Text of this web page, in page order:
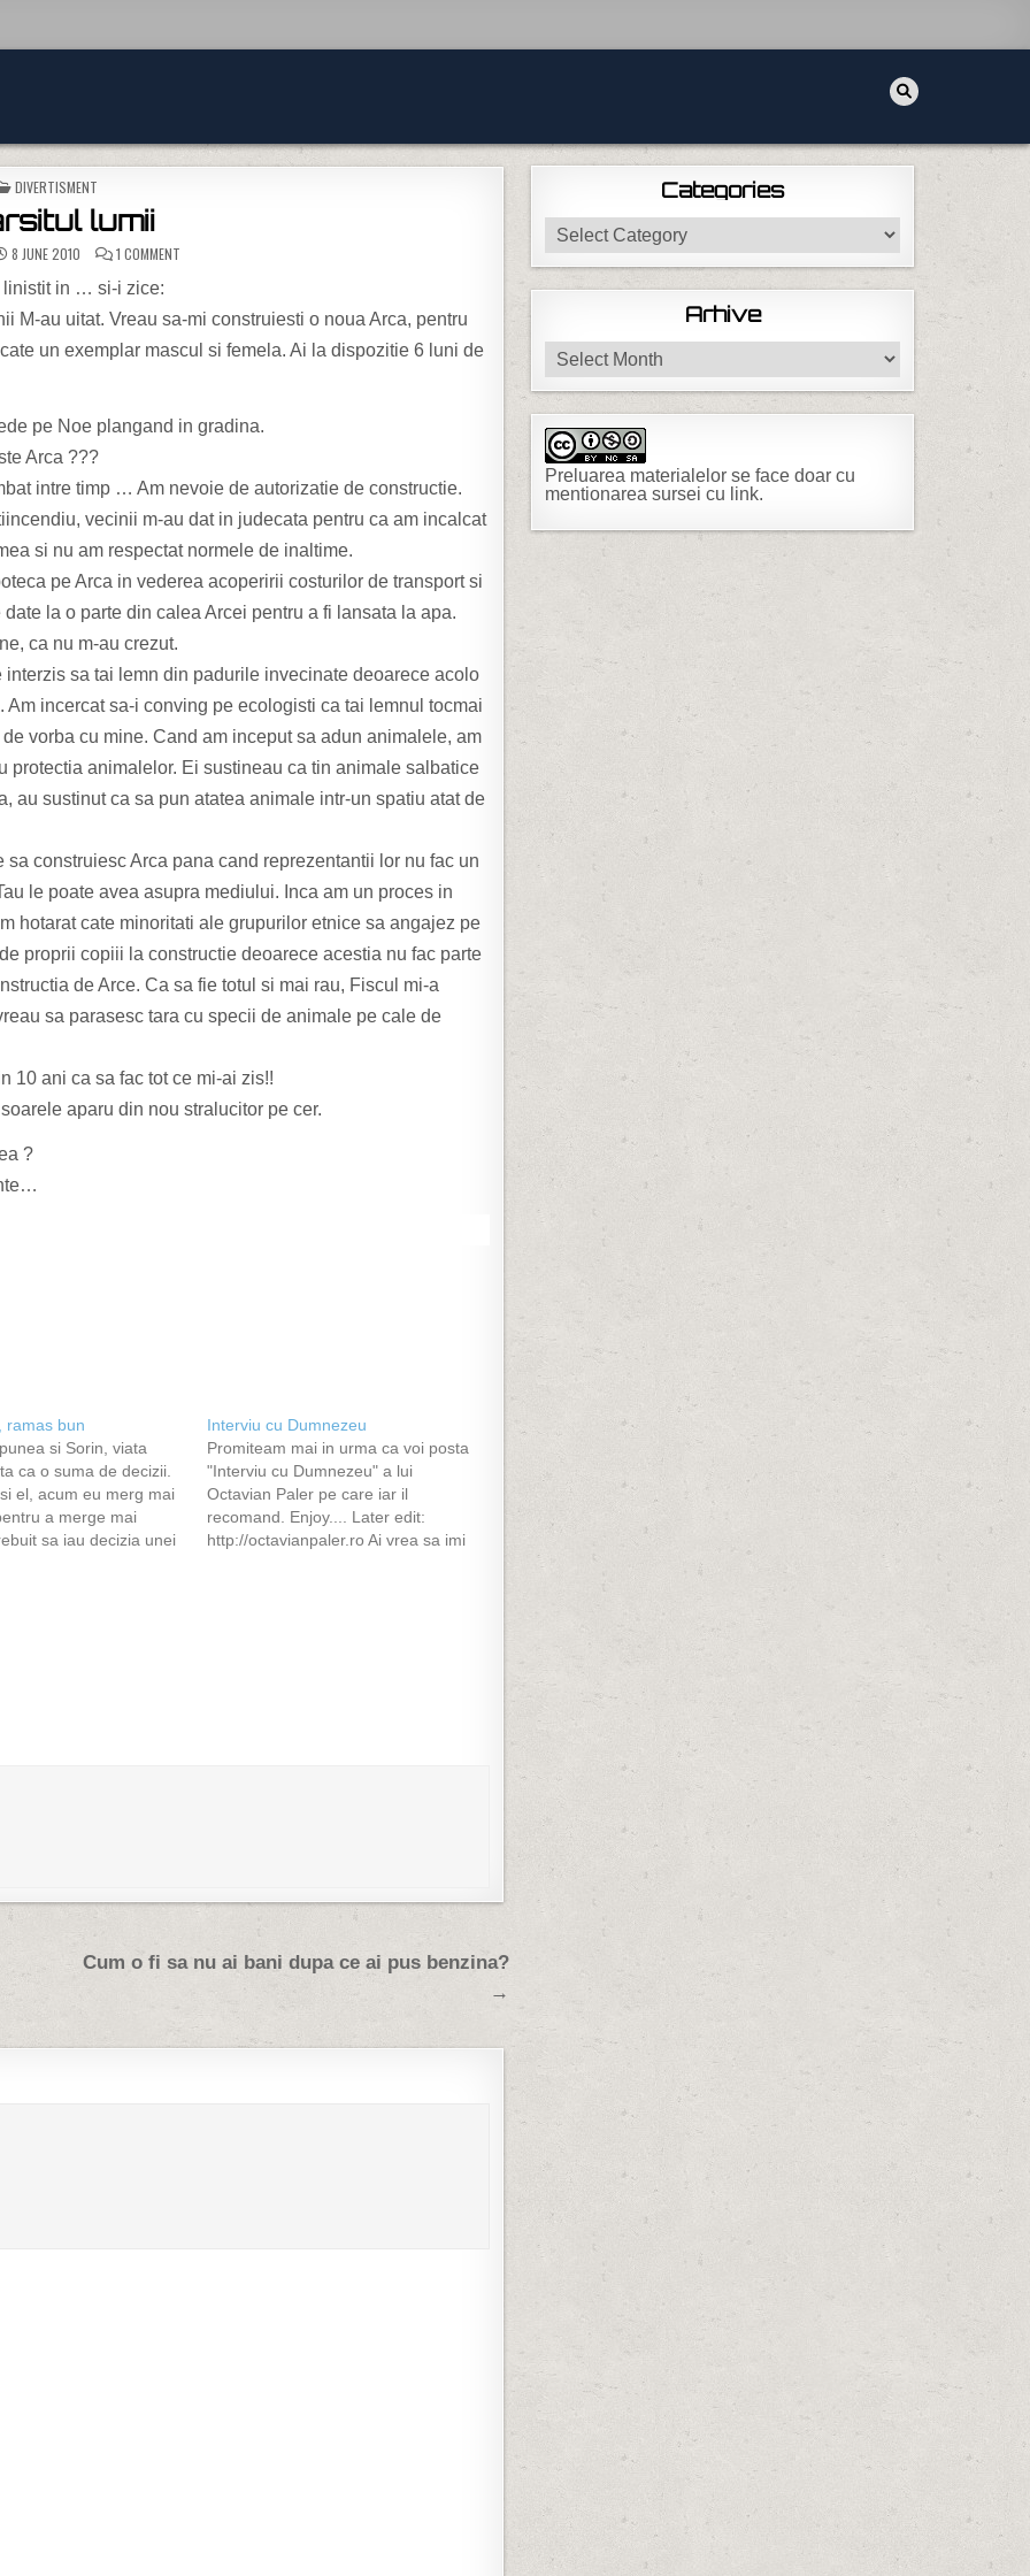
POSTED IN
DIVERTISMENT
lumii
8 JUNE 2010 1 COMMENTON SFARSITUL LUMII
linistit in … si-i zice:
M-au uitat. Vreau sa-mi construiesti o noua Arca, pentru
un exemplar mascul si femela. Ai la dispozitie 6 luni de
pe Noe plangand in gradina.
Arca ???
intre timp … Am nevoie de autorizatie de constructie.
vecinii m-au dat in judecata pentru ca am incalcat
si nu am respectat normele de inaltime.
pe Arca in vederea acoperirii costurilor de transport si
la o parte din calea Arcei pentru a fi lansata la apa.
ca nu m-au crezut.
sa tai lemn din padurile invecinate deoarece acolo
incercat sa-i conving pe ecologisti ca tai lemnul tocmai
vorba cu mine. Cand am inceput sa adun animalele, am
protectia animalelor. Ei sustineau ca tin animale salbatice
au sustinut ca sa pun atatea animale intr-un spatiu atat de
construiesc Arca pana cand reprezentantii lor nu fac un
le poate avea asupra mediului. Inca am un proces in
hotarat cate minoritati ale grupurilor etnice sa angajez pe
proprii copiii la constructie deoarece acestia nu fac parte
de Arce. Ca sa fie totul si mai rau, Fiscul mi-a
sa parasesc tara cu specii de animale pe cale de
10 ani ca sa fac tot ce mi-ai zis!!
aparu din nou stralucitor pe cer.
?
ramas bun
si Sorin, viata
ca o suma de decizii.
el, acum eu merg mai
a merge mai
sa iau decizia unei
Interviu cu Dumnezeu
Promiteam mai in urma ca voi posta
"Interviu cu Dumnezeu" a lui
Octavian Paler pe care iar il
recomand. Enjoy.... Later edit:
http://octavianpaler.ro Ai vrea sa imi
Cum o fi sa nu ai bani dupa ce ai pus benzina?
→
Categories
Categories
Arhive
Arhive
Preluarea materialelor se face doar cu
mentionarea sursei cu link.